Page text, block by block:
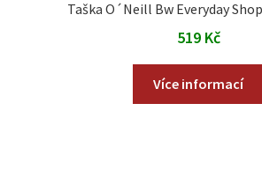
Taška O´Neill Bw Everyday
519 Kč
Více informací